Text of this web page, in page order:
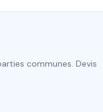
communes. Devis